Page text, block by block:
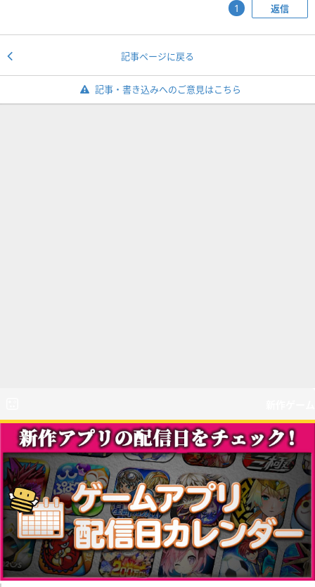
返信
1
記事ページに戻る
記事・書き込みへのご意見はこちら